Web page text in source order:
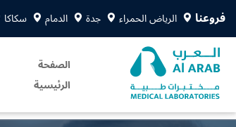
فروعنا الرياض الحمراء جدة الدمام سكاكا
الصفحة
الرئيسية